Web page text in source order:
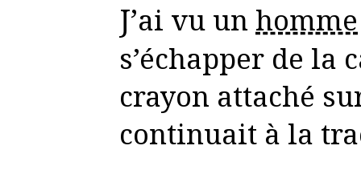
J’ai vu un homme
s’échapper de la
crayon attaché
continuait à la